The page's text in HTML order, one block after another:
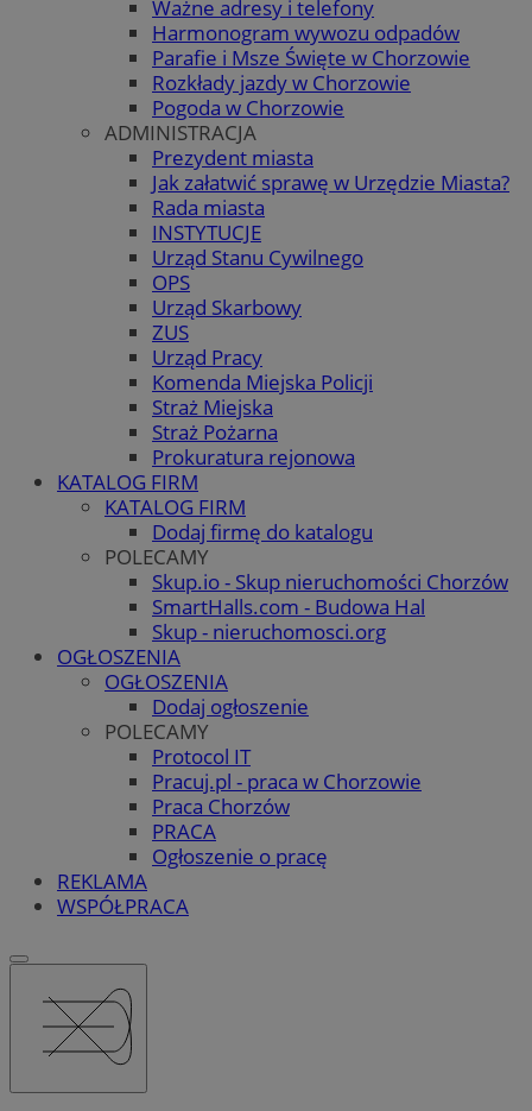
Ważne adresy i telefony
Harmonogram wywozu odpadów
Parafie i Msze Święte w Chorzowie
Rozkłady jazdy w Chorzowie
Pogoda w Chorzowie
ADMINISTRACJA
Prezydent miasta
Jak załatwić sprawę w Urzędzie Miasta?
Rada miasta
INSTYTUCJE
Urząd Stanu Cywilnego
OPS
Urząd Skarbowy
ZUS
Urząd Pracy
Komenda Miejska Policji
Straż Miejska
Straż Pożarna
Prokuratura rejonowa
KATALOG FIRM
KATALOG FIRM
Dodaj firmę do katalogu
POLECAMY
Skup.io - Skup nieruchomości Chorzów
SmartHalls.com - Budowa Hal
Skup - nieruchomosci.org
OGŁOSZENIA
OGŁOSZENIA
Dodaj ogłoszenie
POLECAMY
Protocol IT
Pracuj.pl - praca w Chorzowie
Praca Chorzów
PRACA
Ogłoszenie o pracę
REKLAMA
WSPÓŁPRACA